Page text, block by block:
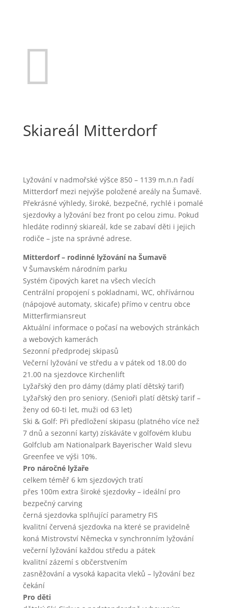

Skiareál Mitterdorf
Lyžování v nadmořské výšce 850 – 1139 m.n.n řadí
Mitterdorf mezi nejvýše položené areály na Šumavě.
Překrásné výhledy, široké, bezpečné, rychlé i pomalé
sjezdovky a lyžování bez front po celou zimu. Pokud
hledáte rodinný skiareál, kde se zabaví děti i jejich
rodiče – jste na správné adrese.
Mitterdorf – rodinné lyžování na Šumavě
V Šumavském národním parku
Systém čipových karet na všech vlecích
Centrální propojení s pokladnami, WC, ohřívárnou
(nápojové automaty, skicafe) přímo v centru obce
Mitterfirmiansreut
Aktuální informace o počasí na webových stránkách
a webových kamerách
Sezonní předprodej skipasů
Večerní lyžování ve středu a v pátek od 18.00 do
21.00 na sjezdovce Kirchenlift
Lyžařský den pro dámy (dámy platí dětský tarif)
Lyžařský den pro seniory. (Senioři platí dětský tarif –
ženy od 60-ti let, muži od 63 let)
Ski & Golf: Při předložení skipasu (platného více než
7 dnů a sezonní karty) získáváte v golfovém klubu
Golfclub am Nationalpark Bayerischer Wald slevu
Greenfee ve výši 10%.
Pro náročné lyžaře
celkem téměř 6 km sjezdových tratí
přes 100m extra široké sjezdovky – ideální pro
bezpečný carving
černá sjezdovka splňující parametry FIS
kvalitní červená sjezdovka na které se pravidelně
koná Mistrovství Německa v synchronním lyžování
večerní lyžování každou středu a pátek
kvalitní zázemí s občerstvením
zasněžování a vysoká kapacita vleků – lyžování bez
čekání
Pro děti